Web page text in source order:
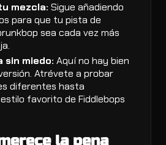
mezcla: Sigue añadiendo
para que tu pista de
sea cada vez más
sin miedo: Aquí no hay bien
Atrévete a probar
diferentes hasta
favorito de Fiddlebops
la pena